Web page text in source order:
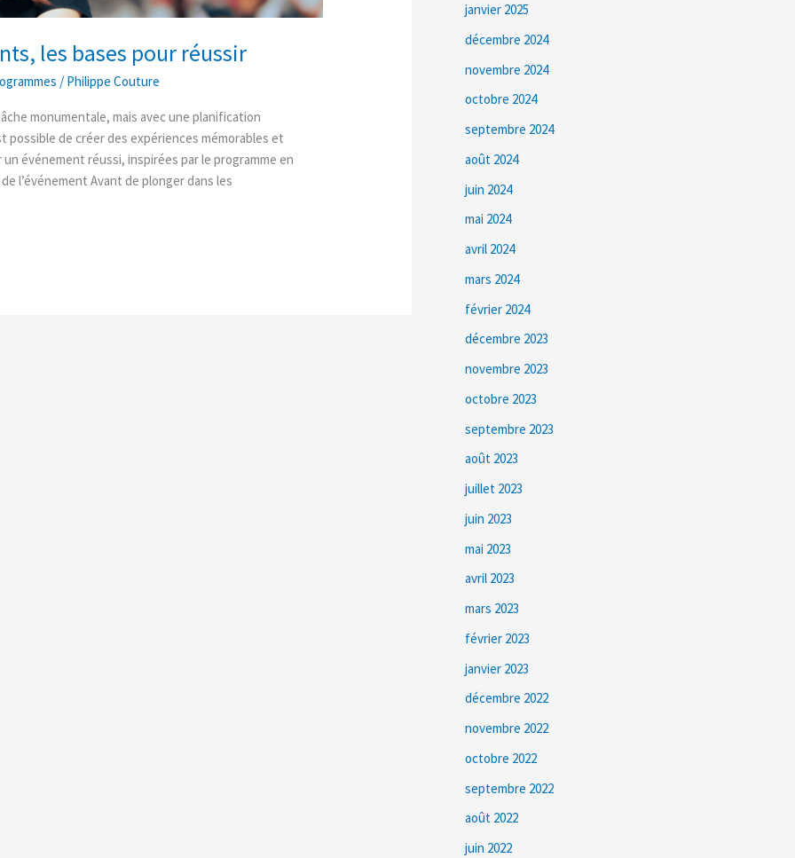
les bases pour réussir
/ Philippe Couture
monumentale, mais avec une planification
de créer des expériences mémorables et
événement réussi, inspirées par le programme en
l’événement Avant de plonger dans les
janvier 2025
décembre 2024
novembre 2024
octobre 2024
septembre 2024
août 2024
juin 2024
mai 2024
avril 2024
mars 2024
février 2024
décembre 2023
novembre 2023
octobre 2023
septembre 2023
août 2023
juillet 2023
juin 2023
mai 2023
avril 2023
mars 2023
février 2023
janvier 2023
décembre 2022
novembre 2022
octobre 2022
septembre 2022
août 2022
juin 2022